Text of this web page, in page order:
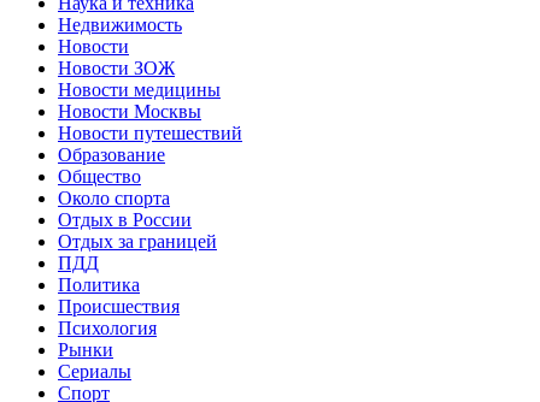
Недвижимость
Новости
Новости ЗОЖ
Новости медицины
Новости Москвы
Новости путешествий
Образование
Общество
Около спорта
Отдых в России
Отдых за границей
ПДД
Политика
Происшествия
Психология
Рынки
Сериалы
Спорт